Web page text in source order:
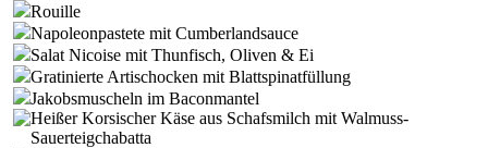
Rouille
Napoleonpastete mit Cumberlandsauce
Salat Nicoise mit Thunfisch, Oliven & Ei
Gratinierte Artischocken mit Blattspinatfüllung
Jakobsmuscheln im Baconmantel
Heißer Korsischer Käse aus Schafsmilch mit Walmuss-
Sauerteigchabatta